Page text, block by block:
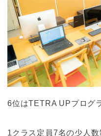
6位はTETRA UPプログ
1クラス定員7名の少人